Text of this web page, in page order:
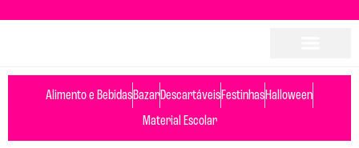
Alimento e BebidasBazarDescartáveisFestinhasHalloween
Material Escolar